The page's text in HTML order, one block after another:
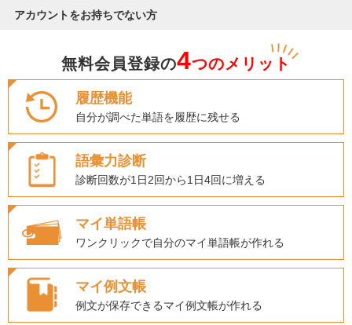
アカウントをお持ちでない方
無料会員登録の4つのメリット
履歴機能
自分が調べた単語を履歴に残せる
語彙力診断
診断回数が1日2回から1日4回に増える
マイ単語帳
ワンクリックで自分のマイ単語帳が作れる
マイ例文帳
例文が保存できるマイ例文帳が作れる